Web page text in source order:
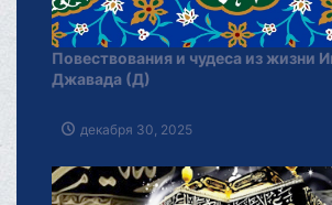
Повествования и чудеса из жизни
Джавада (Д)
декабря 30, 2025